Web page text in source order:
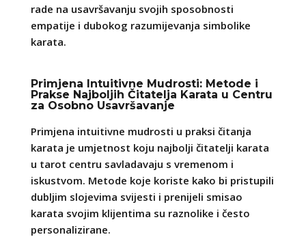
rade na usavršavanju svojih sposobnosti
empatije i dubokog razumijevanja simbolike
karata.
Primjena Intuitivne Mudrosti: Metode i
Prakse Najboljih Čitatelja Karata u Centru
za Osobno Usavršavanje
Primjena intuitivne mudrosti u praksi čitanja
karata je umjetnost koju najbolji čitatelji karata
u tarot centru savladavaju s vremenom i
iskustvom. Metode koje koriste kako bi pristupili
dubljim slojevima svijesti i prenijeli smisao
karata svojim klijentima su raznolike i često
personalizirane.